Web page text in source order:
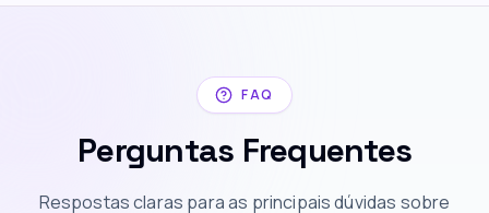
FAQ
Perguntas Frequentes
Respostas claras para as principais dúvidas sobre